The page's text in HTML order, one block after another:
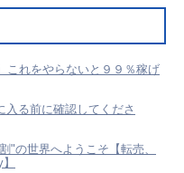
これをやらないと９９％稼げ
入る前に確認してくださ
"の世界へようこそ【転売、